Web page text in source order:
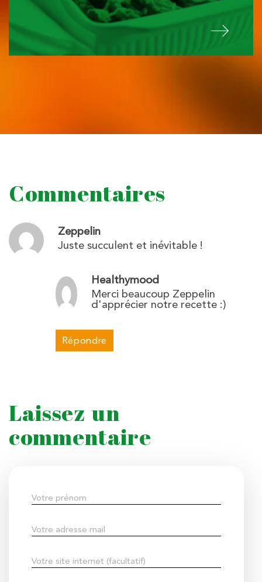
Commentaires
Zeppelin
Juste succulent et inévitable !
Healthymood
Merci beaucoup Zeppelin
d'apprécier notre recette :)
Répondre
Laissez un
commentaire